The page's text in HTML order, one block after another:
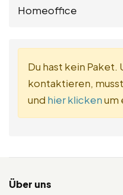
Homeoffice
Du hast kein Paket.
kontaktieren,
und hier klickenum
Über uns